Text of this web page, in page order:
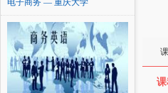
电子商务 — 重庆大学